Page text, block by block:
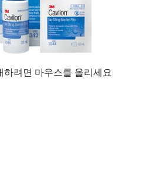
하려면 마우스를 올리세요